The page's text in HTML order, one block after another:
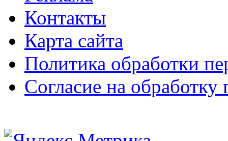
Контакты
Карта сайта
Политика обработки
Согласие на